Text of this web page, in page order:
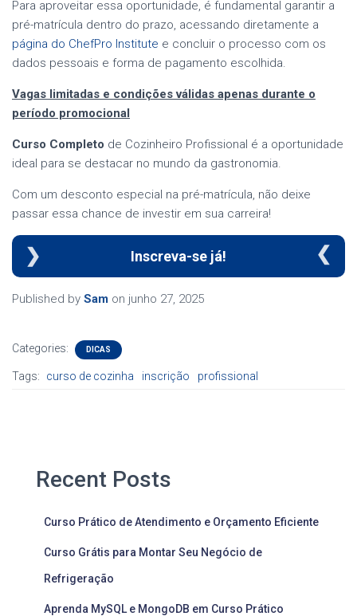
Para aproveitar essa oportunidade, é fundamental garantir a
pré-matrícula dentro do prazo, acessando diretamente a
página do ChefPro Institute e concluir o processo com os
dados pessoais e forma de pagamento escolhida.
Vagas limitadas e condições válidas apenas durante o
período promocional
Curso Completo de Cozinheiro Profissional é a oportunidade
ideal para se destacar no mundo da gastronomia.
Com um desconto especial na pré-matrícula, não deixe
passar essa chance de investir em sua carreira!
Inscreva-se já!
Published by Sam on junho 27, 2025
Categories: DICAS
Tags: curso de cozinha inscrição profissional
Recent Posts
Curso Prático de Atendimento e Orçamento Eficiente
Curso Grátis para Montar Seu Negócio de
Refrigeração
Aprenda MySQL e MongoDB em Curso Prático